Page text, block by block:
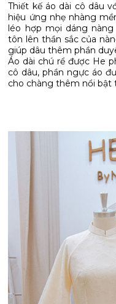
Thiết kế áo dài cô dâu
hiệu ứng nhẹ nhàng
léo hợp mọi dáng
tôn lên thần sắc của
giúp dâu thêm phần
Áo dài chú rể được He
cô dâu, phần ngực áo